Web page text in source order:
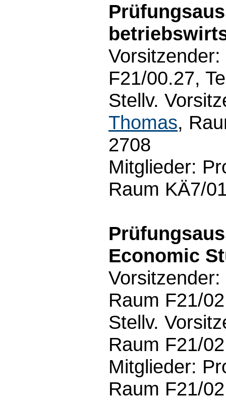
F21/00.27,
Stellv.
Thomas,
2708
Mitglieder:
Raum KÄ7/
Economic
Raum F21/
Stellv.
Raum F21/
Mitglieder:
Raum F21/